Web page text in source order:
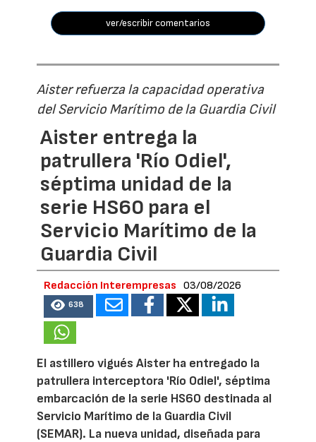
ver/escribir comentarios
Aister refuerza la capacidad operativa
del Servicio Marítimo de la Guardia Civil
Aister entrega la
patrullera 'Río Odiel',
séptima unidad de la
serie HS60 para el
Servicio Marítimo de la
Guardia Civil
Redacción Interempresas 03/08/2026
638
El astillero vigués Aister ha entregado la
patrullera interceptora 'Río Odiel', séptima
embarcación de la serie HS60 destinada al
Servicio Marítimo de la Guardia Civil
(SEMAR). La nueva unidad, diseñada para